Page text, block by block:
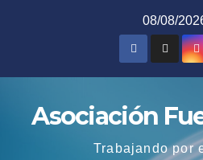
08/08/
Asociación
Trabajando por